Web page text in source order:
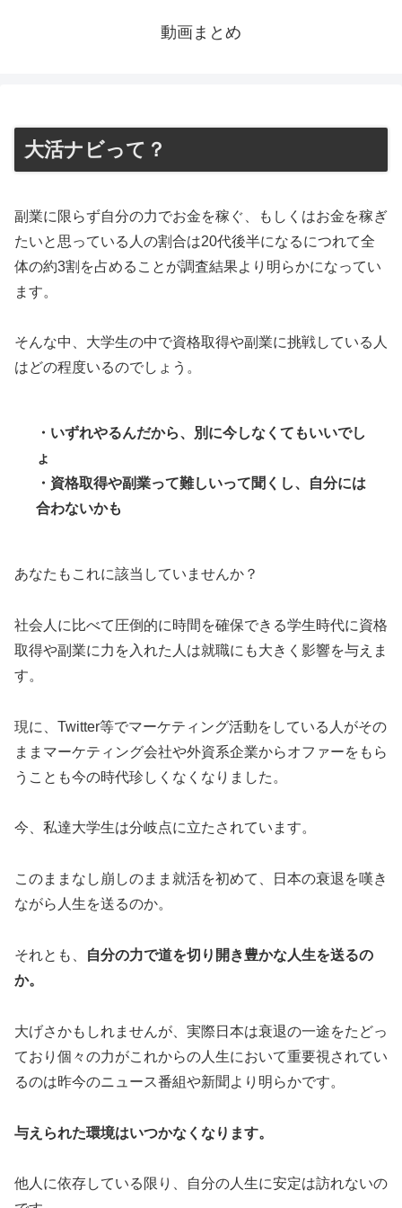
動画まとめ
大活ナビって？
副業に限らず自分の力でお金を稼ぐ、もしくはお金を稼ぎ
たいと思っている人の割合は20代後半になるにつれて全
体の約3割を占めることが調査結果より明らかになってい
ます。
そんな中、大学生の中で資格取得や副業に挑戦している人
はどの程度いるのでしょう。
・いずれやるんだから、別に今しなくてもいいでし
ょ
・資格取得や副業って難しいって聞くし、自分には
合わないかも
あなたもこれに該当していませんか？
社会人に比べて圧倒的に時間を確保できる学生時代に資格
取得や副業に力を入れた人は就職にも大きく影響を与えま
す。
現に、Twitter等でマーケティング活動をしている人がその
ままマーケティング会社や外資系企業からオファーをもら
うことも今の時代珍しくなくなりました。
今、私達大学生は分岐点に立たされています。
このままなし崩しのまま就活を初めて、日本の衰退を嘆き
ながら人生を送るのか。
それとも、
自分の力で道を切り開き豊かな人生を送るの
か。
大げさかもしれませんが、実際日本は衰退の一途をたどっ
ており個々の力がこれからの人生において重要視されてい
るのは昨今のニュース番組や新聞より明らかです。
与えられた環境はいつかなくなります。
他人に依存している限り、自分の人生に安定は訪れないの